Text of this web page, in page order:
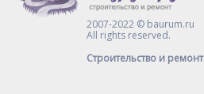
2007-2022 © baurum.ru
All rights reserved.
Строительство и ремонт